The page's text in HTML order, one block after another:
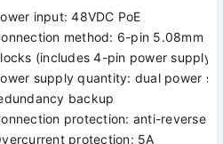
input: 48VDC PoE
method: 6-pin 5.08mm
(includes 4-pin power supply)
supply quantity: dual power
backup
protection: anti-reverse
protection: 5A